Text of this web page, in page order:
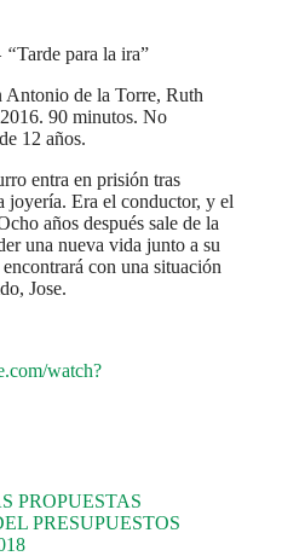
“Tarde para la ira”
de la Torre, Ruth
90 minutos. No
12 años.
entra en prisión tras
joyería. Era el conductor, y el
años después sale de la
una nueva vida junto a su
con una situación
Jose.
watch?
PROPUESTAS
PRESUPUESTOS